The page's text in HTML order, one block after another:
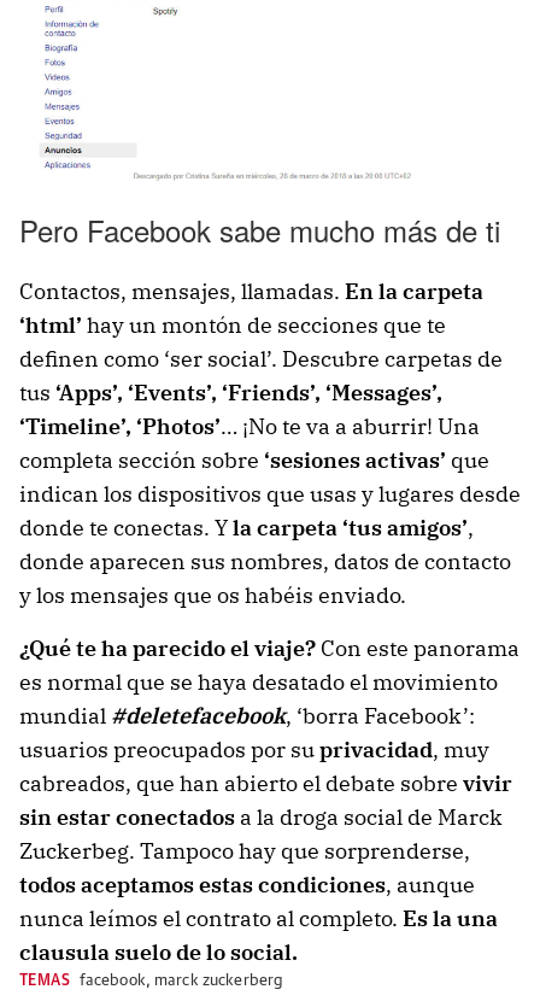
Pero Facebook sabe mucho más de ti
Contactos, mensajes, llamadas. En la carpeta
‘html’ hay un montón de secciones que te
definen como ‘ser social’. Descubre carpetas de
tus ‘Apps’, ‘Events’, ‘Friends’, ‘Messages’,
‘Timeline’, ‘Photos’… ¡No te va a aburrir! Una
completa sección sobre ‘sesiones activas’ que
indican los dispositivos que usas y lugares desde
donde te conectas. Yla carpeta ‘tus amigos’,
donde aparecen sus nombres, datos de contacto
y los mensajes que os habéis enviado.
¿Qué te ha parecido el viaje? Con este panorama
es normal que se haya desatado el movimiento
mundial #deletefacebook, ‘borra Facebook’:
usuarios preocupados por suprivacidad, muy
cabreados, que han abierto el debate sobre vivir
sin estar conectados a la droga social de Marck
Zuckerbeg. Tampoco hay que sorprenderse,
todos aceptamos estas condiciones, aunque
nunca leímos el contrato al completo. Es la una
clausula suelo de lo social.
TEMAS facebook, marck zuckerberg